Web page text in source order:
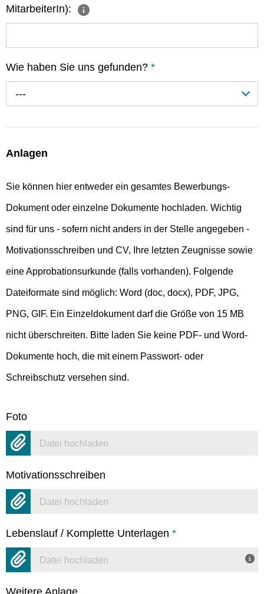
MitarbeiterIn):
Wie haben Sie uns gefunden? *
---
Anlagen
Sie können hier entweder ein gesamtes Bewerbungs-
Dokument oder einzelne Dokumente hochladen. Wichtig
sind für uns - sofern nicht anders in der Stelle angegeben -
Motivationsschreiben und CV, Ihre letzten Zeugnisse sowie
eine Approbationsurkunde (falls vorhanden). Folgende
Dateiformate sind möglich: Word (doc, docx), PDF, JPG,
PNG, GIF. Ein Einzeldokument darf die Größe von 15 MB
nicht überschreiten. Bitte laden Sie keine PDF- und Word-
Dokumente hoch, die mit einem Passwort- oder
Schreibschutz versehen sind.
Foto
Datei hochladen
Motivationsschreiben
Datei hochladen
Lebenslauf / Komplette Unterlagen *
Datei hochladen